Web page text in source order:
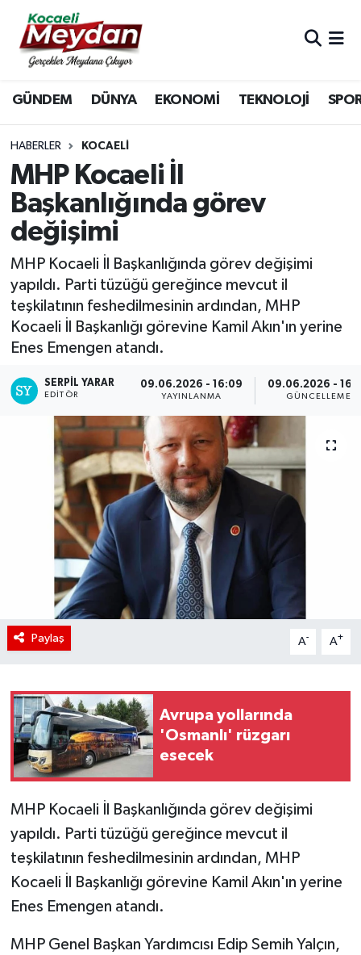
GÜNDEM DÜNYA EKONOMİ TEKNOLOJİ
HABERLER KOCAELI
MHP Kocaeli İl
Başkanlığında görev
değişimi
MHP Kocaeli İl Başkanlığında görev değişimi
yapıldı. Parti tüzüğü gereğince mevcut il
teşkilatının feshedilmesinin ardından, MHP
Kocaeli İl Başkanlığı görevine Kamil Akın'ın yerine
Enes Emengen atandı.
SERPİL YARAR
EDITÖR
09.06.2026 - 16:09
YAYINLANMA
09.06.2026 -
GÜNCELLEME
Paylaş A- A+
Avrupa yollarında
'Osmanlı' rüzgarı
esecek
MHP Kocaeli İl Başkanlığında görev değişimi
yapıldı. Parti tüzüğü gereğince mevcut il
teşkilatının feshedilmesinin ardından, MHP
Kocaeli İl Başkanlığı görevine Kamil Akın'ın yerine
Enes Emengen atandı.
MHP Genel Başkan Yardımcısı Edip Semih Yalçın,
Nöbetçi Eczaneler
Hava Durumu
Trafik Durumu
Süper Lig Puan Durumu ve Fikstür
Tüm Manşetler
Son Dakika Haberleri
Haber Arşivi